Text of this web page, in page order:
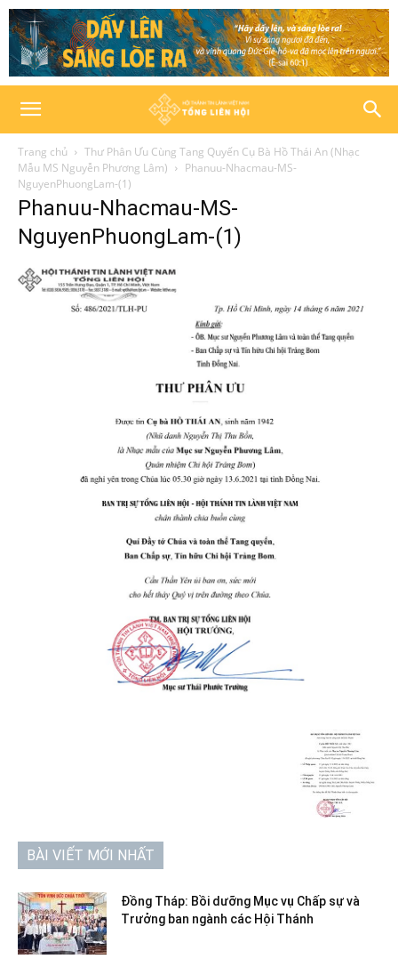
Trang chủ
Thư Phân Ưu Cùng Tang Quyến Cụ Bà Hồ Thái An (Nhạc
Mẫu MS Nguyễn Phương Lâm)
Phanuu-Nhacmau-MS-
NguyenPhuongLam-(1)
Phanuu-Nhacmau-MS-
NguyenPhuongLam-(1)
BÀI VIẾT MỚI NHẤT
Đồng Tháp: Bồi dưỡng Mục vụ Chấp sự và
Trưởng ban ngành các Hội Thánh